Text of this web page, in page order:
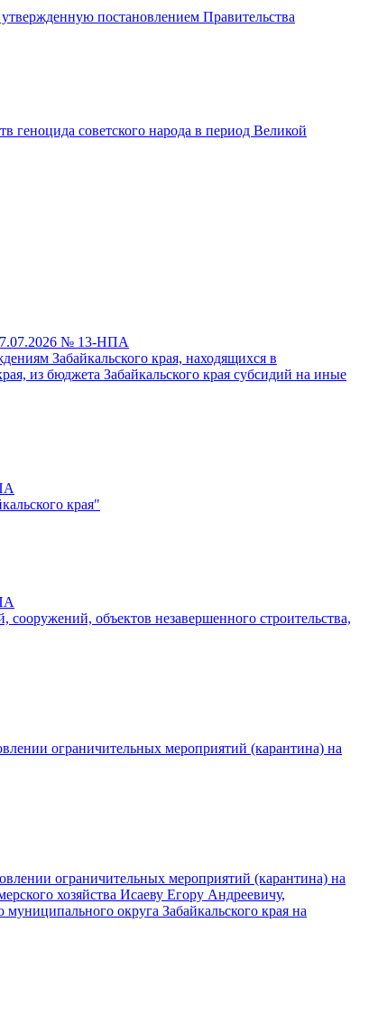
постановлением Правительства
геноцида советского народа в период Великой
№ 13-НПА
Забайкальского края, находящихся в
из бюджета Забайкальского края субсидий на иные
края"
объектов незавершенного строительства,
ограничительных мероприятий (карантина) на
ограничительных мероприятий (карантина) на
хозяйства Исаеву Егору Андреевичу,
округа Забайкальского края на